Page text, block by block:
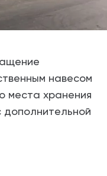
навесом
места хранения
дополнительной